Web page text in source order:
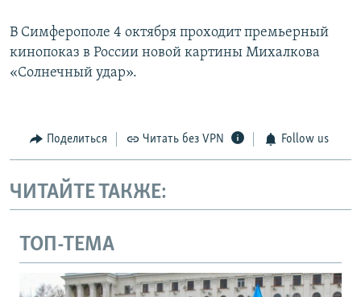
В Симферополе 4 октября проходит премьерный
кинопоказ в России новой картины Михалкова
«Солнечный удар».
Поделиться Читать без VPN Follow us
ЧИТАЙТЕ ТАКЖЕ:
ТОП-ТЕМА